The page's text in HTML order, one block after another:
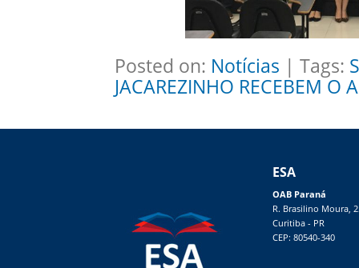
Posted on: Notícias | Tags:
JACAREZINHO RECEBEM O
ESA
OAB Paraná
R. Brasilino Moura,
Curitiba - PR
CEP: 80540-340